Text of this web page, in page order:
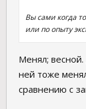
Вы сами когда
или по опыту
Менял;
ней тоже
сравнению с